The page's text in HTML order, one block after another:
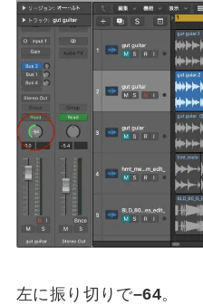
左に振り切りで–64。